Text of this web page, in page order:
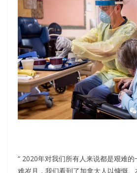
“ 2020年对我们所有人来说都是艰难
难岁月，我们看到了加拿大人以慷慨